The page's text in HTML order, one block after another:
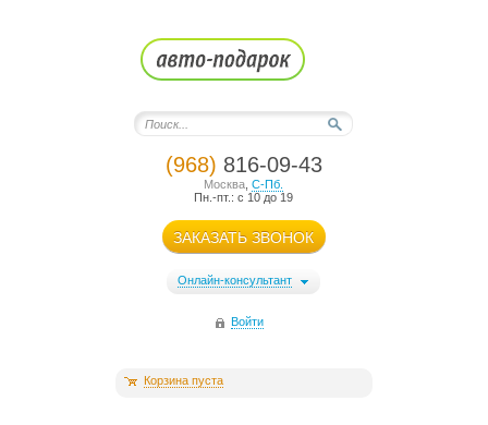
(968) 816-09-43
Москва ,С-Пб.
Пн.-пт.: с 10 до 19
ЗАКАЗАТЬ ЗВОНОК
Онлайн-консультант
Войти
Корзина пуста